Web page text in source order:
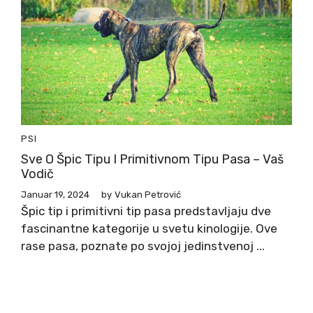
PSI
Sve O Špic Tipu I Primitivnom Tipu Pasa – Vaš
Vodič
Januar 19, 2024 by Vukan Petrović
Špic tip i primitivni tip pasa predstavljaju dve
fascinantne kategorije u svetu kinologije. Ove
rase pasa, poznate po svojoj jedinstvenoj ...